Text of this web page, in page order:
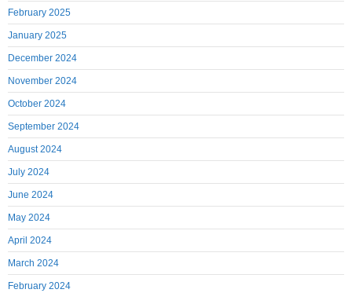
February 2025
January 2025
December 2024
November 2024
October 2024
September 2024
August 2024
July 2024
June 2024
May 2024
April 2024
March 2024
February 2024